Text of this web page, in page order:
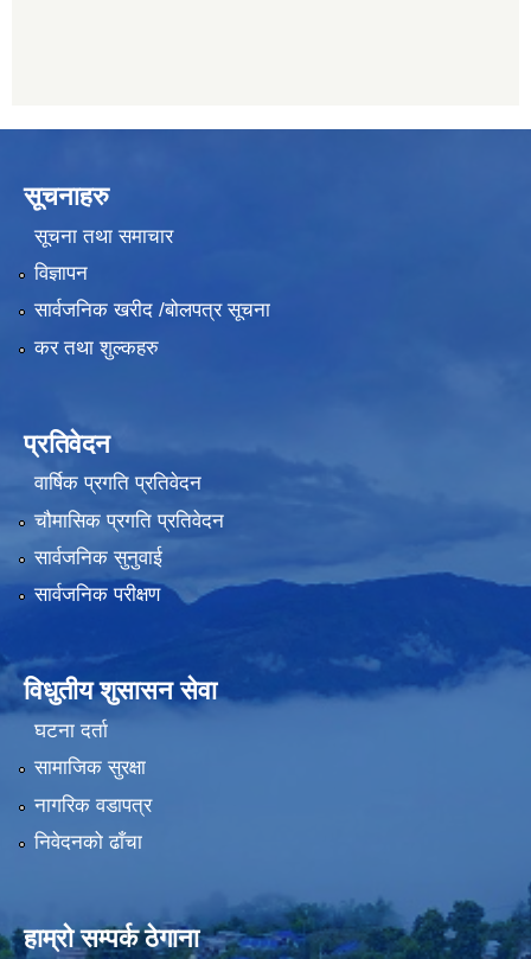
सूचनाहरु
सूचना तथा समाचार
विज्ञापन
सार्वजनिक खरीद /बोलपत्र सूचना
कर तथा शुल्कहरु
प्रतिवेदन
वार्षिक प्रगति प्रतिवेदन
चौमासिक प्रगति प्रतिवेदन
सार्वजनिक सुनुवाई
सार्वजनिक परीक्षण
विधुतीय शुसासन सेवा
घटना दर्ता
सामाजिक सुरक्षा
नागरिक वडापत्र
निवेदनको ढाँचा
हाम्रो सम्पर्क ठेगाना